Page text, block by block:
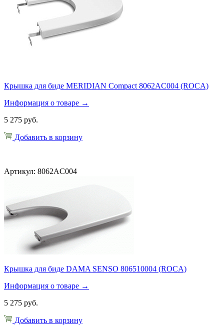
Крышка для биде MERIDIAN Compact 8062AC004 (ROCA)
Информация о товаре →
5 275 руб.
Добавить в корзину
Артикул: 8062AC004
Крышка для биде DAMA SENSO 806510004 (ROCA)
Информация о товаре →
5 275 руб.
Добавить в корзину